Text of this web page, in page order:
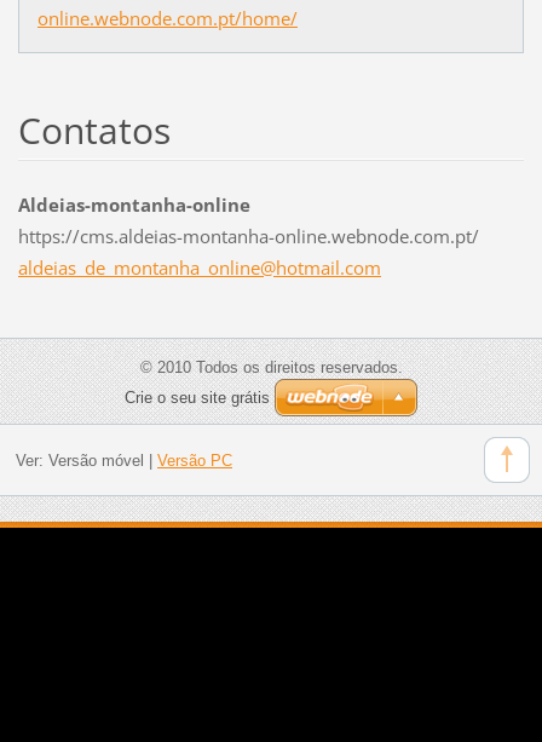
online.webnode.com.pt/home/
Contatos
Aldeias-montanha-online
https://cms.aldeias-montanha-online.webnode.com.pt/
aldeias_ de_montanha_online@hotmail.com
© 2010 Todos os direitos reservados.
Crie o seu site grátis
Ver: Versão móvel Versão PC